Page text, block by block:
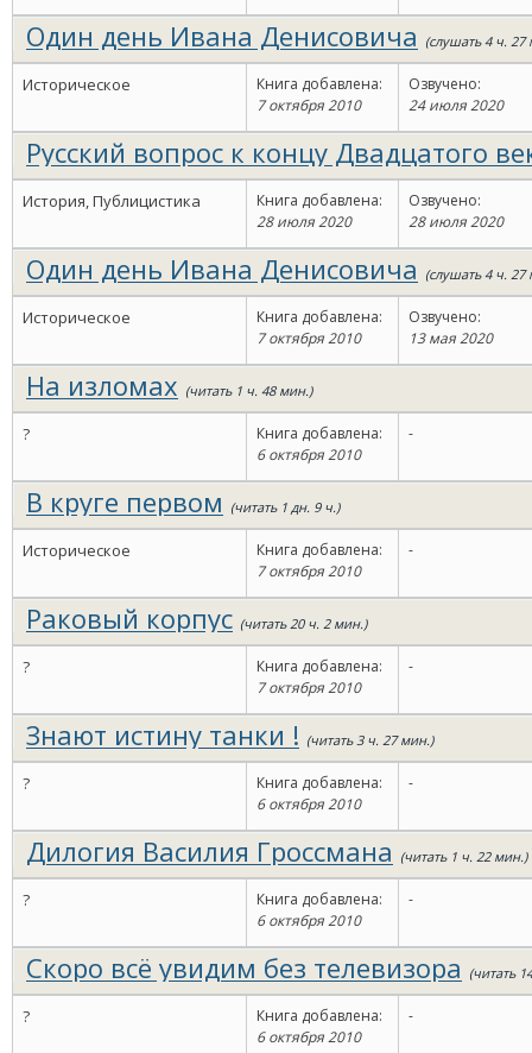
Один день Ивана Денисовича (слушать 4 ч. 27
Историческое
Книга добавлена:
7 октября 2010
Озвучено:
24 июля 2020
Русский вопрос к концу Двадцатого
мин.)
История, Публицистика
Книга добавлена:
28 июля 2020
Озвучено:
28 июля 2020
Один день Ивана Денисовича (слушать 4 ч. 27
Историческое
Книга добавлена:
7 октября 2010
Озвучено:
13 мая 2020
На изломах (читать 1 ч. 48 мин.)
?
Книга добавлена:
6 октября 2010
-
В круге первом (читать 1 дн. 9 ч.)
Историческое
Книга добавлена:
7 октября 2010
-
Раковый корпус (читать 20 ч. 2 мин.)
?
Книга добавлена:
7 октября 2010
-
Знают истину танки ! (читать 3 ч. 27 мин.)
?
Книга добавлена:
6 октября 2010
-
Дилогия Василия Гроссмана (читать 1 ч. 22 мин.)
?
Книга добавлена:
6 октября 2010
-
Скоро всё увидим без телевизора (читать
?
Книга добавлена:
6 октября 2010
-